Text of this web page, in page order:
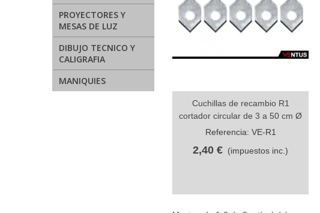
PROYECTORES Y
MESAS DE LUZ
DIBUJO TECNICO Y
CALIGRAFIA
MANIQUIES
Vista rápida
Cuchillas de recambio R1
cortador circular de 3 a 50 cm Ø
Referencia: VE-R1
2,40 € (impuestos inc.)